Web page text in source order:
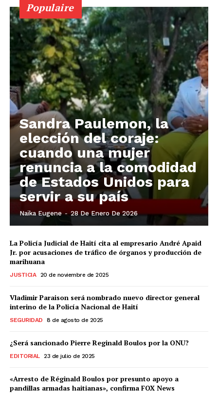
Populaire
Sandra Paulemon, la
elección del coraje:
cuando una mujer
renuncia a la comodidad
de Estados Unidos para
servir a su país
Naïka Eugene - 28 De Enero De 2026
La Policía Judicial de Haití cita al empresario André Apaid
Jr. por acusaciones de tráfico de órganos y producción de
marihuana
JUSTICIA 20 de noviembre de 2025
Vladimir Paraison será nombrado nuevo director general
interino de la Policía Nacional de Haití
SEGURIDAD 8 de agosto de 2025
¿Será sancionado Pierre Reginald Boulos por la ONU?
EDITORIAL 23 de julio de 2025
«Arresto de Réginald Boulos por presunto apoyo a
pandillas armadas haitianas», confirma FOX News